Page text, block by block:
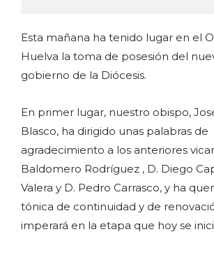
Esta mañana ha tenido lugar en el
Huelva la toma de posesión del
gobierno de la Diócesis.
En primer lugar, nuestro obispo,
Blasco, ha dirigido unas palabras de
agradecimiento a los anteriores
Baldomero Rodríguez , D. Diego
Valera y D. Pedro Carrasco, y ha
tónica de continuidad y de
imperará en la etapa que hoy se